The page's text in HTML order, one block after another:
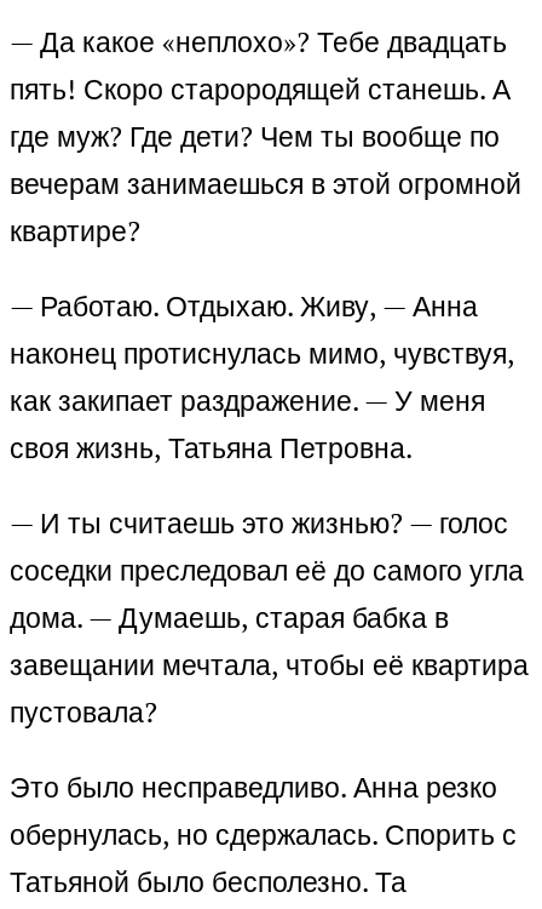
— Да какое «неплохо»? Тебе двадцать
пять! Скоро старородящей станешь. А
где муж? Где дети? Чем ты вообще по
вечерам занимаешься в этой огромной
квартире?
— Работаю. Отдыхаю. Живу, — Анна
наконец протиснулась мимо, чувствуя,
как закипает раздражение. — У меня
своя жизнь, Татьяна Петровна.
— И ты считаешь это жизнью? — голос
соседки преследовал её до самого угла
дома. — Думаешь, старая бабка в
завещании мечтала, чтобы её квартира
пустовала?
Это было несправедливо. Анна резко
обернулась, но сдержалась. Спорить с
Татьяной было бесполезно. Та